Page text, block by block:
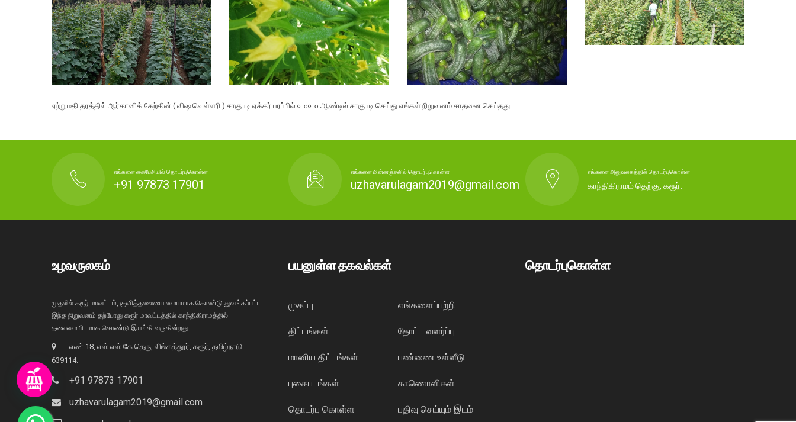
ஏற்றுமதி தரத்தில் ஆர்கானிக் கேற்கின் ( விஷ வெள்ளரி ) சாகுபடி ஏக்கர் பரப்பில் ௨௦௨௦ ஆண்டில் சாகுபடி செய்து எங்கள் நிறுவனம் சாதனை செய்தது
எங்களை கைபேசியில் தொடர்புகொள்ள
+91 97873 17901
எங்களை மின்னஞ்சலில் தொடர்புகொள்ள
uzhavarulagam2019@gmail.com
எங்களை அலுவலகத்தில் தொடர்புகொள்ள
காந்திகிராமம் தெற்கு, கரூர்.
உழவருலகம்
முதலில் கரூர் மாவட்டம், குளித்தலையை மையமாக கொண்டு துவங்கப்பட்ட
இந்த நிறுவனம் தற்போது கரூர் மாவட்டத்தில் காந்திகிராமத்தில்
தலைமையிடமாக கொண்டு இயங்கி வருகின்றது.
எண்.18, எஸ்.எஸ்.கே தெரு, லிங்கத்தூர், கரூர், தமிழ்நாடு -
639114.
+91 97873 17901
uzhavarulagam2019@gmail.com
பயனுள்ள தகவல்கள்
முகப்பு எங்களைப்பற்றி
திட்டங்கள் தோட்ட வளர்ப்பு
மானிய திட்டங்கள் பண்ணை உள்ளீடு
புகைபடங்கள் காணொளிகள்
தொடர்பு கொள்ள பதிவு செய்யும் இடம்
தொடர்புகொள்ள